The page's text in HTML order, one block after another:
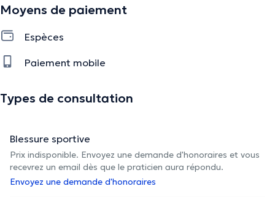
Moyens de paiement
Espèces
Paiement mobile
Types de consultation
Blessure sportive
Prix indisponible. Envoyez une demande d'honoraires et vous
recevrez un email dès que le praticien aura répondu.
Envoyez une demande d'honoraires